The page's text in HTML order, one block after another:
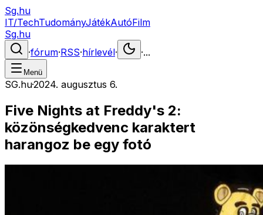
Sg.hu
IT/TechTudományJátékAutóFilm
Sg.hu
·fórum·RSS·hírlevél· ·...
Menü
SG.hu·2024. augusztus 6.
Five Nights at Freddy's 2:
közönségkedvenc karaktert
harangoz be egy fotó